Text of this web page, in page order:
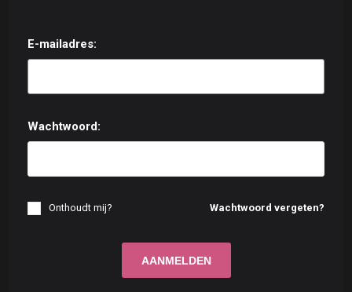
E-mailadres:
Wachtwoord:
Wachtwoord vergeten?
Onthoudt mij?